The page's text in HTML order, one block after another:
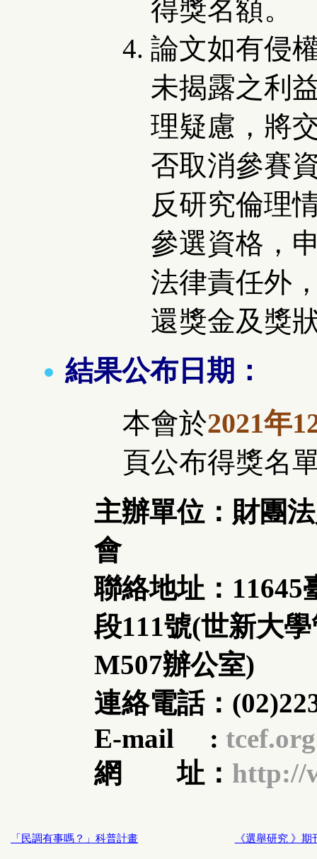
得獎名額。
論文如有侵
未揭露之利
理疑慮，將
否取消參賽
反研究倫理
參選資格，
法律責任外
還獎金及獎
結果公布日期：
本會於2021年
頁公布得獎名
主辦單位：財團
會
聯絡地址：11645
段111號(世新大
M507辦公室)
連絡電話：
E-mail :
網 址： http://
「民調有事嗎？」科普計畫 《選舉研究 》期